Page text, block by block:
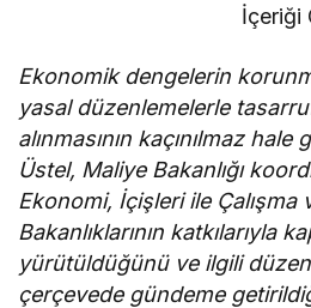
İçeriği
Ekonomik dengelerin
yasal düzenlemelerle
alınmasının kaçınılmaz
Üstel, Maliye Bakanlığı
Ekonomi, İçişleri ile Çalışma
Bakanlıklarının katkılarıyla
yürütüldüğünü ve ilgili
çerçevede gündeme